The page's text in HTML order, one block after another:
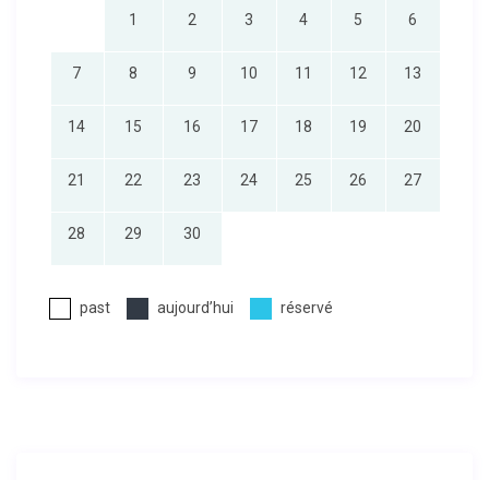
1 2 3 4 5 6
7 8 9 10 11 12 13
14 15 16 17 18 19 20
21 22 23 24 25 26 27
28 29 30
past aujourd’hui réservé